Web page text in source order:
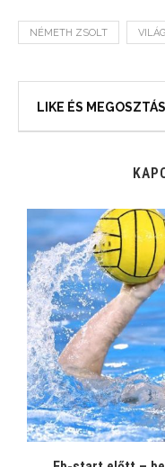
NÉMETH ZSOLT
LIKE ÉS MEGOSZTÁS